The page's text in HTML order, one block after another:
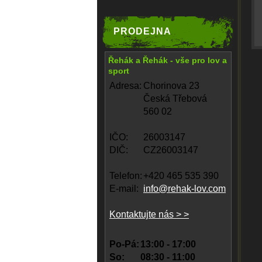
PRODEJNA
Řehák a Řehák - vše pro lov a
sport
Adresa: Chorinova 23
Česká Třebová
560 02
IČO:
26003147
DIČ:
CZ26003147
Telefon: +420 465 535 390
E-mail: info@rehak-lov.com
Kontaktujte nás > >
Po-Pá: 13:00 - 17:00
So:
08:30 - 11:00